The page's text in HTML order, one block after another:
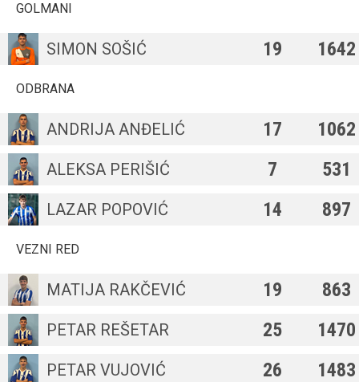
GOLMANI
SIMON SOŠIĆ 19 1642
ODBRANA
ANDRIJA ANĐELIĆ 17 1062
ALEKSA PERIŠIĆ 7 531
LAZAR POPOVIĆ 14 897
VEZNI RED
MATIJA RAKČEVIĆ 19 863
PETAR REŠETAR 25 1470
PETAR VUJOVIĆ 26 1483